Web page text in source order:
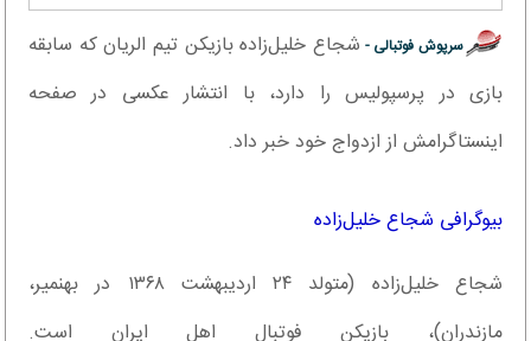
سرپوش فوتبالی - شجاع خلیل‌زاده بازیکن تیم الریان که سابقه
بازی در پرسپولیس را دارد، با انتشار عکسی در صفحه
اینستاگرامش از ازدواج خود خبر داد.
بیوگرافی شجاع خلیل‌زاده
شجاع خلیل‌زاده (متولد ۲۴ اردیبهشت ۱۳۶۸ در بهنمیر،
مازندران)، بازیکن فوتبال اهل ایران است.